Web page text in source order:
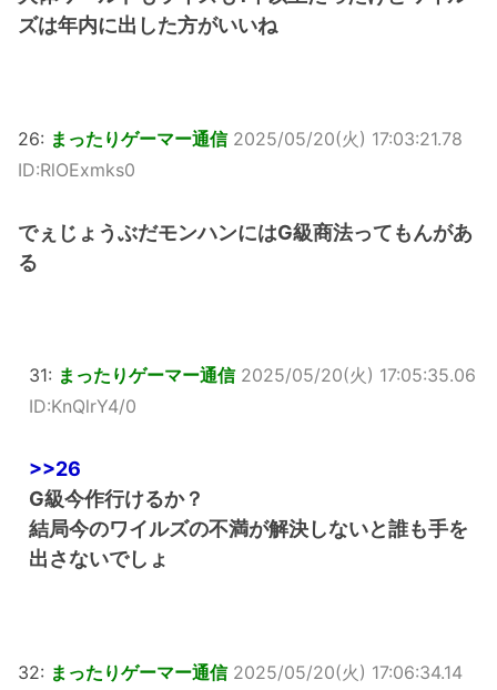
ズは年内に出した方がいいね
26: まったりゲーマー通信 2025/05/20(火) 17:03:21.78
ID:RlOExmks0
でぇじょうぶだモンハンにはG級商法ってもんがあ
る
31: まったりゲーマー通信 2025/05/20(火) 17:05:35.06
ID:KnQlrY4/0
>>26
G級今作行けるか？
結局今のワイルズの不満が解決しないと誰も手を
出さないでしょ
32: まったりゲーマー通信 2025/05/20(火) 17:06:34.14